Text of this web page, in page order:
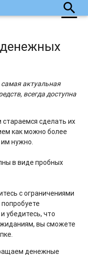
search
актуальная
всегда доступна
сделать их
как можно более
нужно.
в виде пробных
с ограничениями
убедитесь, что
вы сможете
денежные